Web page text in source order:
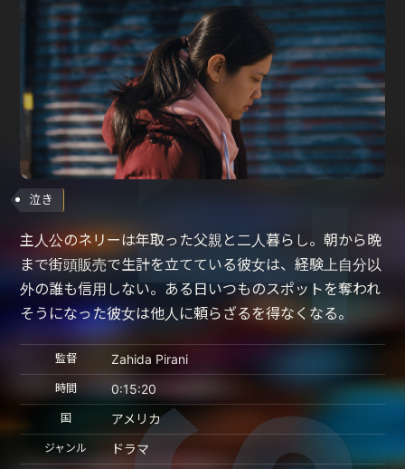
泣き
主人公のネリーは年取った父親と二人暮らし。朝から晩
まで街頭販売で生計を立てている彼女は、経験上自分以
外の誰も信用しない。ある日いつものスポットを奪われ
そうになった彼女は他人に頼らざるを得なくなる。
監督 Zahida Pirani
時間 0:15:20
国 アメリカ
ジャンル ドラマ